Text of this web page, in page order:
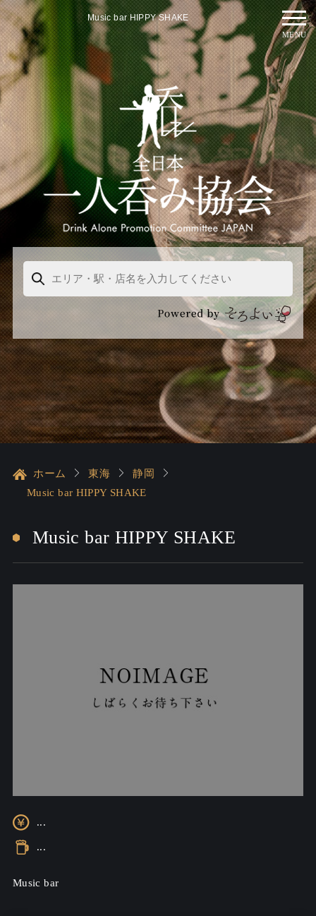
Music bar HIPPY SHAKE
MENU
ホーム 東海
静岡
Music bar HIPPY SHAKE
Music bar HIPPY SHAKE
...
...
Music bar